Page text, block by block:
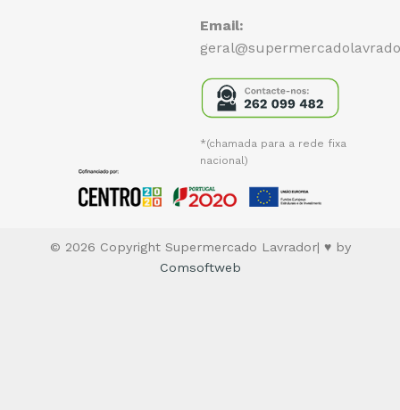
Email:
*(chamada para a rede fixa
nacional)
© 2026 Copyright Supermercado Lavrador| ♥ by
Comsoftweb